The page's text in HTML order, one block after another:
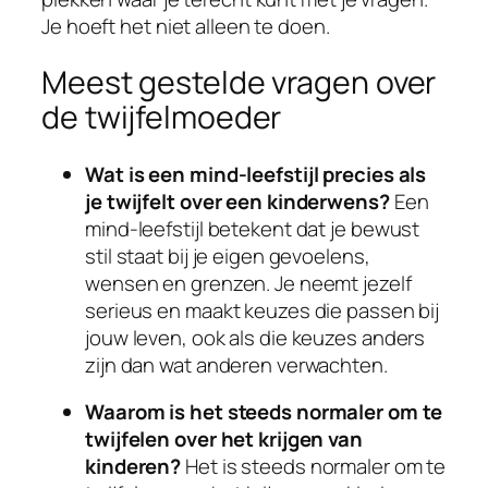
Je hoeft het niet alleen te doen.
Meest gestelde vragen over
de twijfelmoeder
Wat is een mind-leefstijl precies als
je twijfelt over een kinderwens?Een
mind-leefstijl betekent dat je bewust
stil staat bij je eigen gevoelens,
wensen en grenzen. Je neemt jezelf
serieus en maakt keuzes die passen bij
jouw leven, ook als die keuzes anders
zijn dan wat anderen verwachten.
Waarom is het steeds normaler om te
twijfelen over het krijgen van
kinderen?Het is steeds normaler om te